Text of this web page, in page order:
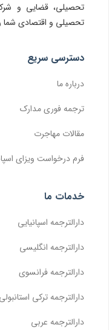
تحصیلی، قضایی و
تحصیلی و اقتصادی شما
دسترسی سریع
درباره ما
ترجمه فوری مدارک
مقالات مهاجرت
فرم درخواست ویزای
خدمات ما
دارالترجمه اسپانیایی
دارالترجمه انگلیسی
دارالترجمه فرانسوی
دارالترجمه ترکی استانبولی
دارالترجمه عربی